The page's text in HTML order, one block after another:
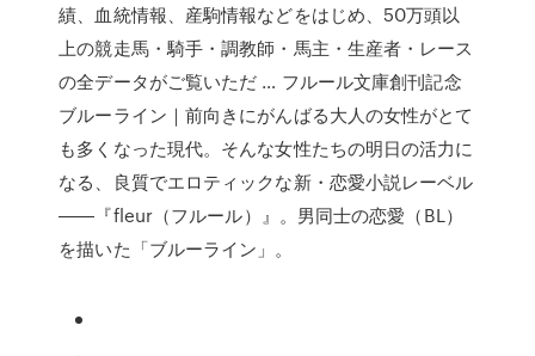
績、血統情報、産駒情報などをはじめ、50万頭以
上の競走馬・騎手・調教師・馬主・生産者・レース
の全データがご覧いただ … フルール文庫創刊記念
ブルーライン｜前向きにがんばる大人の女性がとて
も多くなった現代。そんな女性たちの明日の活力に
なる、良質でエロティックな新・恋愛小説レーベル
――『fleur（フルール）』。男同士の恋愛（BL）
を描いた「ブルーライン」。